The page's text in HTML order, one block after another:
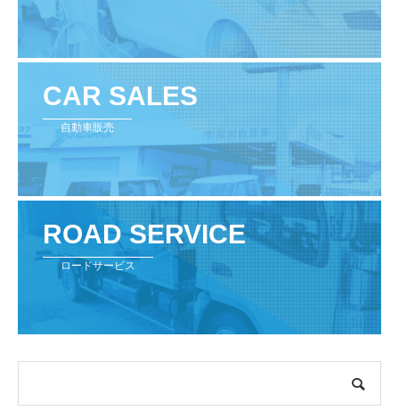
CAR SALES
自動車販売
ROAD SERVICE
ロードサービス